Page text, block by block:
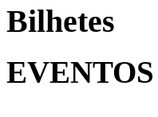
Bilhetes
EVENTOS